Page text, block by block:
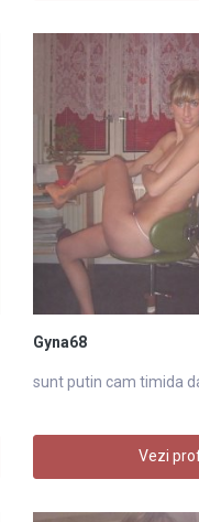
Gyna68
sunt putin cam timida
Vezi